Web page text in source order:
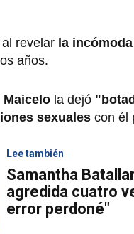
revelar la
años.
la dejó
sexuales con él
Lee también
Samantha
agredida cuatro
error perdoné"